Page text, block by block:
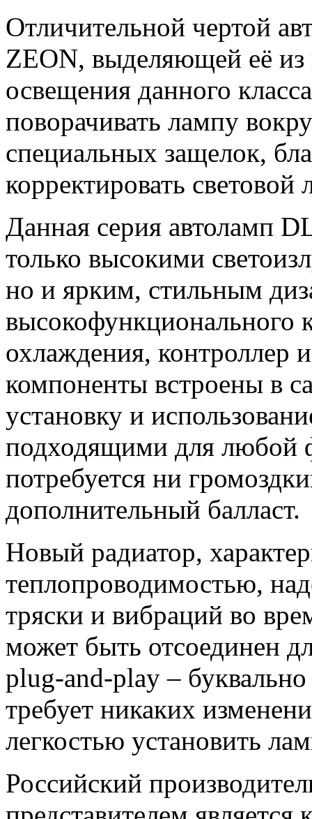
Отличительной чертой
ZEON, выделяющей её из
освещения данного
поворачивать лампу
специальных защелок,
корректировать
Данная серия автоламп
только высокими
но и ярким, стильным
высокофункционального
охлаждения, контроллер
компоненты встроены в
установку и
подходящими для любой
потребуется ни
дополнительный балласт.
Новый радиатор,
теплопроводимостью,
тряски и вибраций во
может быть отсоединен
plug-and-play –
требует никаких
легкостью установить
Российский